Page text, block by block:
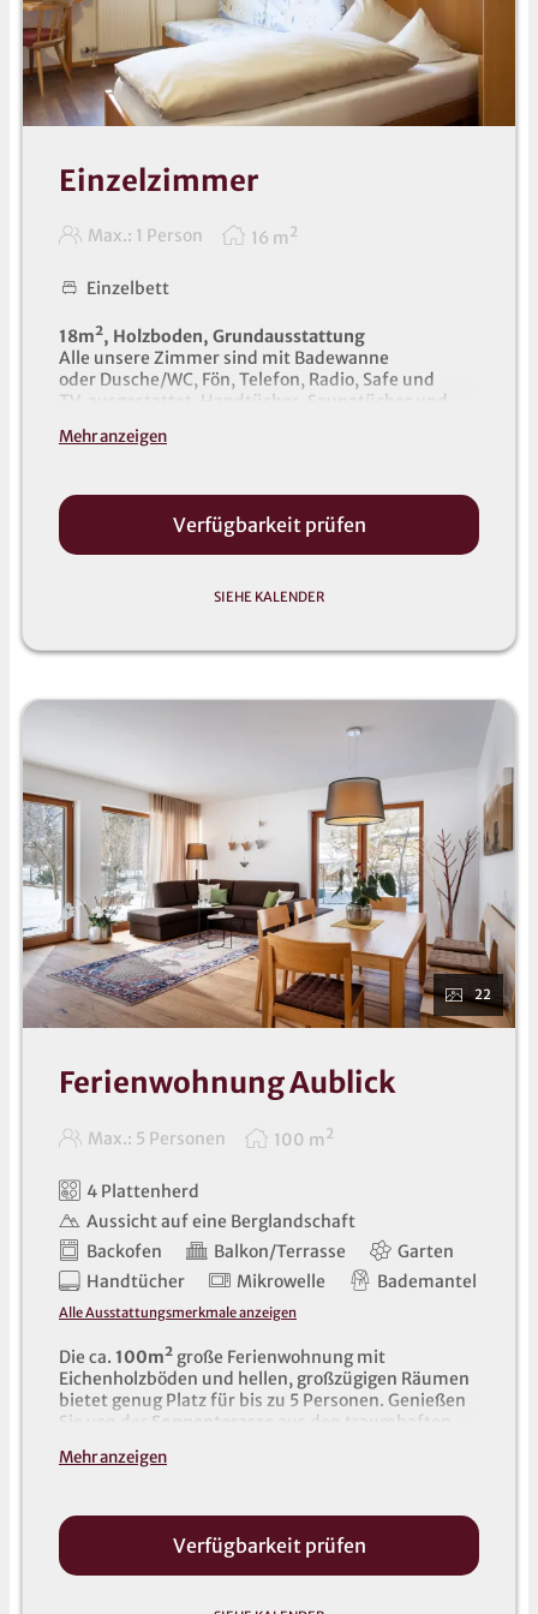
Einzelzimmer
Max.: 1 Person 16 m 2
Einzelbett
18m², Holzboden, Grundausstattung
Alle unsere Zimmer sind mit Badewanne
oder Dusche/WC, Fön, Telefon, Radio, Safe und
TV ausgestattet. Handtücher, Saunatücher und
für Kinder).
Mehr anzeigen
Verfügbarkeit prüfen
SIEHE KALENDER
22
Ferienwohnung Aublick
Max.: 5 Personen 100 m 2
4 Plattenherd
Aussicht auf eine Berglandschaft
Backofen
Balkon/Terrasse
Garten
Handtücher
Mikrowelle Bademantel
Alle Ausstattungsmerkmale anzeigen
Die ca. 100m² große Ferienwohnung mit
Eichenholzböden und hellen, großzügigen Räumen
bietet genug Platz für bis zu 5 Personen. Genießen
Sie von der Sonnenterasse
aus den traumhaften
Mehr anzeigen
Verfügbarkeit prüfen